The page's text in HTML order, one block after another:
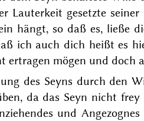
Lauterkeit gesetzte seiner
hängt, so daß es, ließe
ich auch dich heißt es
ertragen mögen und doch
des Seyns durch den
da das Seyn nicht
und